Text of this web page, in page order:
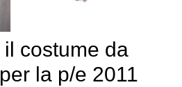
costume da
la p/e 2011